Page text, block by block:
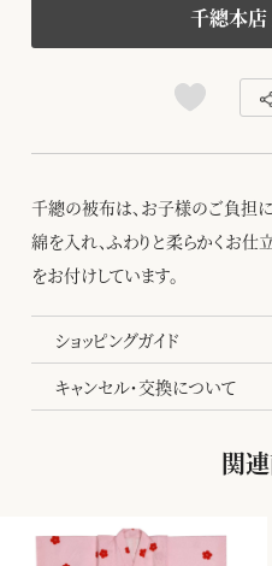
千總本
千總の被布は、お子様のご負担
綿を入れ、ふわりと柔らかくお仕
をお付けしています。
ショッピングガイド
キャンセル・交換について
関